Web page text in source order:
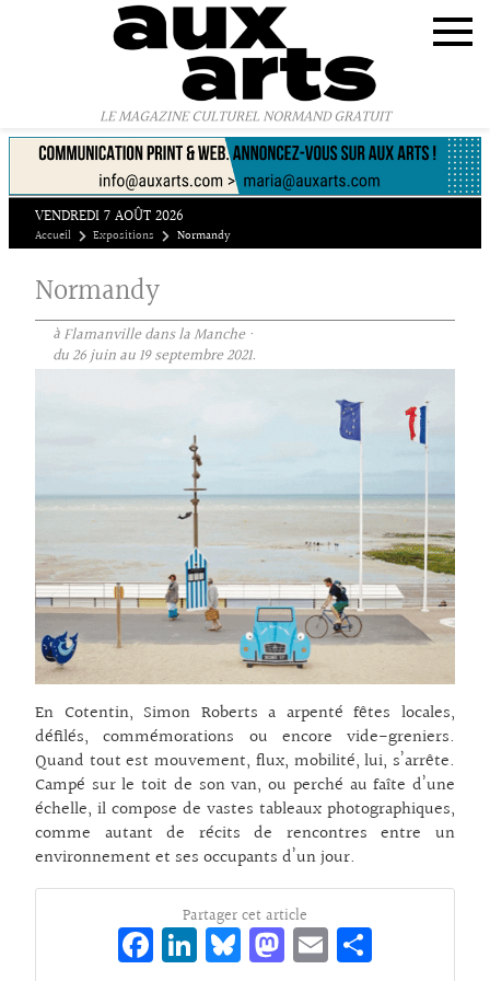
LE MAGAZINE CULTUREL NORMAND GRATUIT
VENDREDI 7 AOÛT 2026
Accueil Expositions Normandy
Normandy
à Flamanville dans la Manche ·
du 26 juin au 19 septembre 2021.
En Cotentin, Simon Roberts a arpenté fêtes locales,
défilés, commémorations ou encore vide-greniers.
Quand tout est mouvement, flux, mobilité, lui, s’arrête.
Campé sur le toit de son van, ou perché au faîte d’une
échelle, il compose de vastes tableaux photographiques,
comme autant de récits de rencontres entre un
environnement et ses occupants d’un jour.
Partager cet article
Fa Li Bl M E
Panneau de gestion des cookies